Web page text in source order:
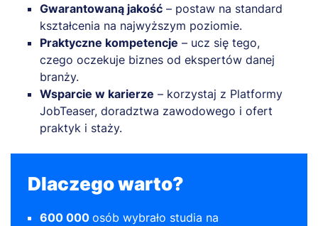
Gwarantowaną jakość – postaw na standard
kształcenia na najwyższym poziomie.
Praktyczne kompetencje – ucz się tego,
czego oczekuje biznes od ekspertów danej
branży.
Wsparcie w karierze – korzystaj z Platformy
JobTeaser, doradztwa zawodowego i ofert
praktyk i staży.
Dlaczego warto?
600 000 osób wybrało studia na